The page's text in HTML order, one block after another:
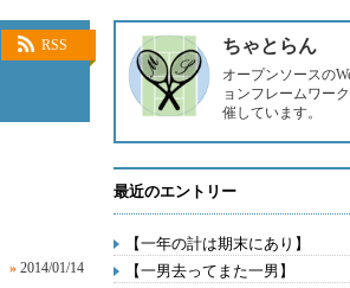
RSS
» 2014/01/14
ちゃとらん
オープンソースの
ョンフレームワー
催しています。
最近のエントリー
【一年の計は期末にあり】
【一男去ってまた一男】